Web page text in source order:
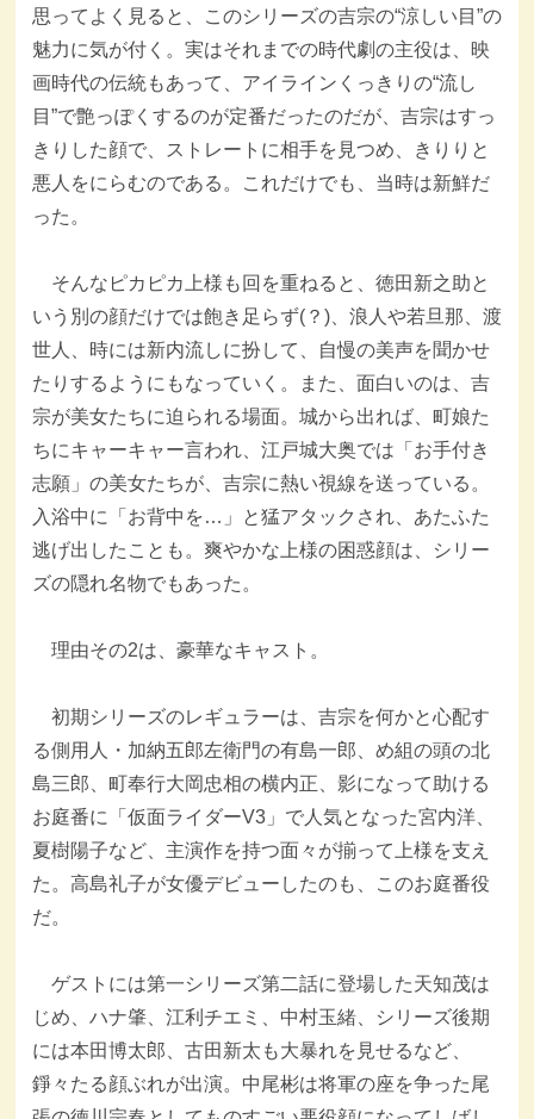
思ってよく見ると、このシリーズの吉宗の“涼しい目”の
魅力に気が付く。実はそれまでの時代劇の主役は、映
画時代の伝統もあって、アイラインくっきりの“流し
目”で艶っぽくするのが定番だったのだが、吉宗はすっ
きりした顔で、ストレートに相手を見つめ、きりりと
悪人をにらむのである。これだけでも、当時は新鮮だ
った。
そんなピカピカ上様も回を重ねると、徳田新之助と
いう別の顔だけでは飽き足らず(？)、浪人や若旦那、渡
世人、時には新内流しに扮して、自慢の美声を聞かせ
たりするようにもなっていく。また、面白いのは、吉
宗が美女たちに迫られる場面。城から出れば、町娘た
ちにキャーキャー言われ、江戸城大奥では「お手付き
志願」の美女たちが、吉宗に熱い視線を送っている。
入浴中に「お背中を…」と猛アタックされ、あたふた
逃げ出したことも。爽やかな上様の困惑顔は、シリー
ズの隠れ名物でもあった。
理由その2は、豪華なキャスト。
初期シリーズのレギュラーは、吉宗を何かと心配す
る側用人・加納五郎左衛門の有島一郎、め組の頭の北
島三郎、町奉行大岡忠相の横内正、影になって助ける
お庭番に「仮面ライダーV3」で人気となった宮内洋、
夏樹陽子など、主演作を持つ面々が揃って上様を支え
た。高島礼子が女優デビューしたのも、このお庭番役
だ。
ゲストには第一シリーズ第二話に登場した天知茂は
じめ、ハナ肇、江利チエミ、中村玉緒、シリーズ後期
には本田博太郎、古田新太も大暴れを見せるなど、
錚々たる顔ぶれが出演。中尾彬は将軍の座を争った尾